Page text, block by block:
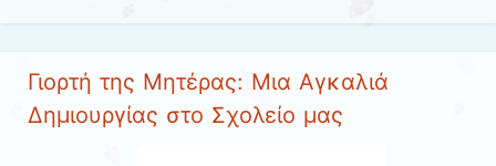
Γιορτή της Μητέρας: Μια Αγκαλιά
Δημιουργίας στο Σχολείο μας